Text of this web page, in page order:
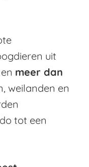
uit
meer dan
weilanden en
tot een